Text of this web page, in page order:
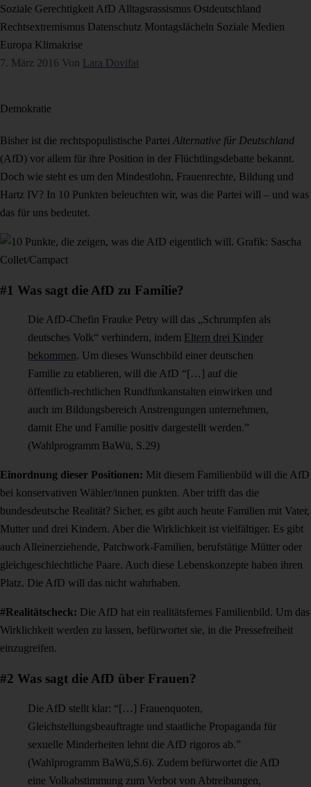
Soziale Gerechtigkeit AfD Alltagsrassismus Ostdeutschland
Rechtsextremismus Datenschutz Montagslächeln Soziale Medien
Europa Klimakrise
7. März 2016 Von Lara Dovifat
Demokratie
Bisher ist die rechtspopulistische Partei Alternative für Deutschland
(AfD) vor allem für ihre Position in der Flüchtlingsdebatte bekannt.
Doch wie steht es um den Mindestlohn, Frauenrechte, Bildung und
Hartz IV? In 10 Punkten beleuchten wir, was die Partei will – und was
das für uns bedeutet.
#1 Was sagt die AfD zu Familie?
Die AfD-Chefin Frauke Petry will das „Schrumpfen als
deutsches Volk“ verhindern, indem Eltern drei Kinder
bekommen. Um dieses Wunschbild einer deutschen
Familie zu etablieren, will die AfD “[…] auf die
öffentlich-rechtlichen Rundfunkanstalten einwirken und
auch im Bildungsbereich Anstrengungen unternehmen,
damit Ehe und Familie positiv dargestellt werden.”
(Wahlprogramm BaWü, S.29)
Einordnung dieser Positionen: Mit diesem Familienbild will die AfD
bei konservativen Wähler/innen punkten. Aber trifft das die
bundesdeutsche Realität? Sicher, es gibt auch heute Familien mit Vater,
Mutter und drei Kindern. Aber die Wirklichkeit ist vielfältiger. Es gibt
auch Alleinerziehende, Patchwork-Familien, berufstätige Mütter oder
gleichgeschlechtliche Paare. Auch diese Lebenskonzepte haben ihren
Platz. Die AfD will das nicht wahrhaben.
#Realitätscheck: Die AfD hat ein realitätsfernes Familienbild. Um das
Wirklichkeit werden zu lassen, befürwortet sie, in die Pressefreiheit
einzugreifen.
#2 Was sagt die AfD über Frauen?
Die AfD stellt klar: “[…] Frauenquoten,
Gleichstellungsbeauftragte und staatliche Propaganda für
sexuelle Minderheiten lehnt die AfD rigoros ab.”
(Wahlprogramm BaWü,S.6). Zudem befürwortet die AfD
eine Volkabstimmung zum Verbot von Abtreibungen,